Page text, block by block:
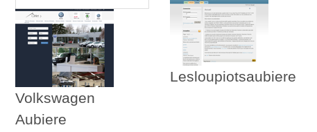
Volkswagen
Aubiere
Lesloupiotsaubiere